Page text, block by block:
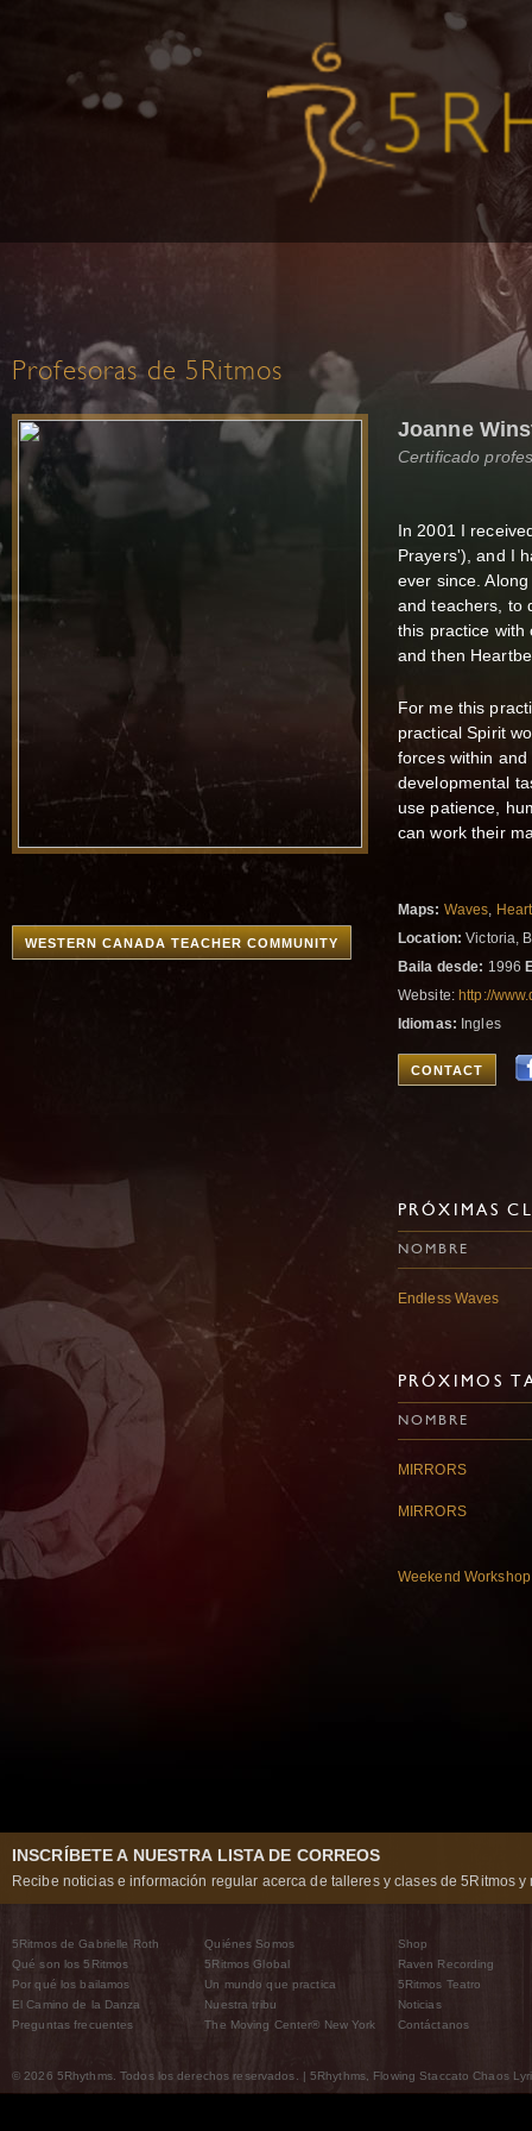
Profesoras de 5Ritmos
WESTERN CANADA TEACHER COMMUNITY
Joanne
Certificado
In 2001 I
Prayers'), and I
ever since.
and teachers, to
this practice with
and then
For me this
practical Spirit
forces within
developmental
use patience,
can work their
Maps: Waves,
Location: Victoria,
Baila desde: 1996
Website: http://
Idiomas: Ingles
CONTACT
PRÓXIMAS
NOMBRE
Endless Waves
PRÓXIMOS
NOMBRE
MIRRORS
MIRRORS
Weekend
INSCRÍBETE A NUESTRA LISTA DE CORREOS
Recibe noticias e información regular acerca de talleres y clases de 5Ritmos y
5Ritmos de Gabrielle Roth
Qué son los 5Ritmos
Por qué los bailamos
El Camino de la Danza
Preguntas frecuentes
Quiénes Somos
5Ritmos Global
Un mundo que practica
Nuestra tribu
The Moving Center® New York
Shop
Raven Recording
5Ritmos Teatro
Noticias
Contáctanos
© 2026 5Rhythms. Todos los derechos reservados. | 5Rhythms, Flowing Staccato Chaos